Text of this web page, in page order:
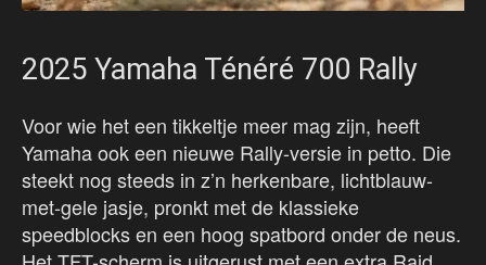
2025 Yamaha Ténéré 700 Rally
Voor wie het een tikkeltje meer mag zijn, heeft
Yamaha ook een nieuwe Rally-versie in petto. Die
steekt nog steeds in z’n herkenbare, lichtblauw-
met-gele jasje, pronkt met de klassieke
speedblocks en een hoog spatbord onder de neus.